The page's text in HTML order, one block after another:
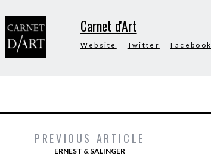
Carnet d'Art
Website Twitter Facebook
PREVIOUS ARTICLE
ERNEST & SALINGER